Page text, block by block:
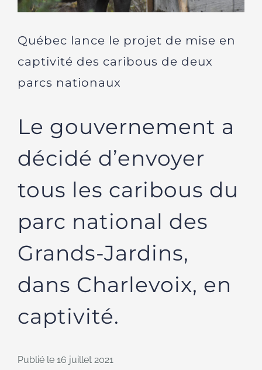
Québec lance le projet de mise en
captivité des caribous de deux
parcs nationaux
Le gouvernement a
décidé d’envoyer
tous les caribous du
parc national des
Grands-Jardins,
dans Charlevoix, en
captivité.
Publié le 16 juillet 2021